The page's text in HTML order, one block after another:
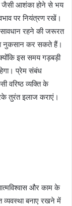
जैसी आशंका होने से भय
पर नियंत्रण रखें।
रहने की जरूरत
नुकसान कर सकते हैं।
इस समय गड़बड़ी
प्रेम संबंध
वरिष्ठ व्यक्ति के
तुरंत इलाज कराएं।
और काम के
बनाए रखने में